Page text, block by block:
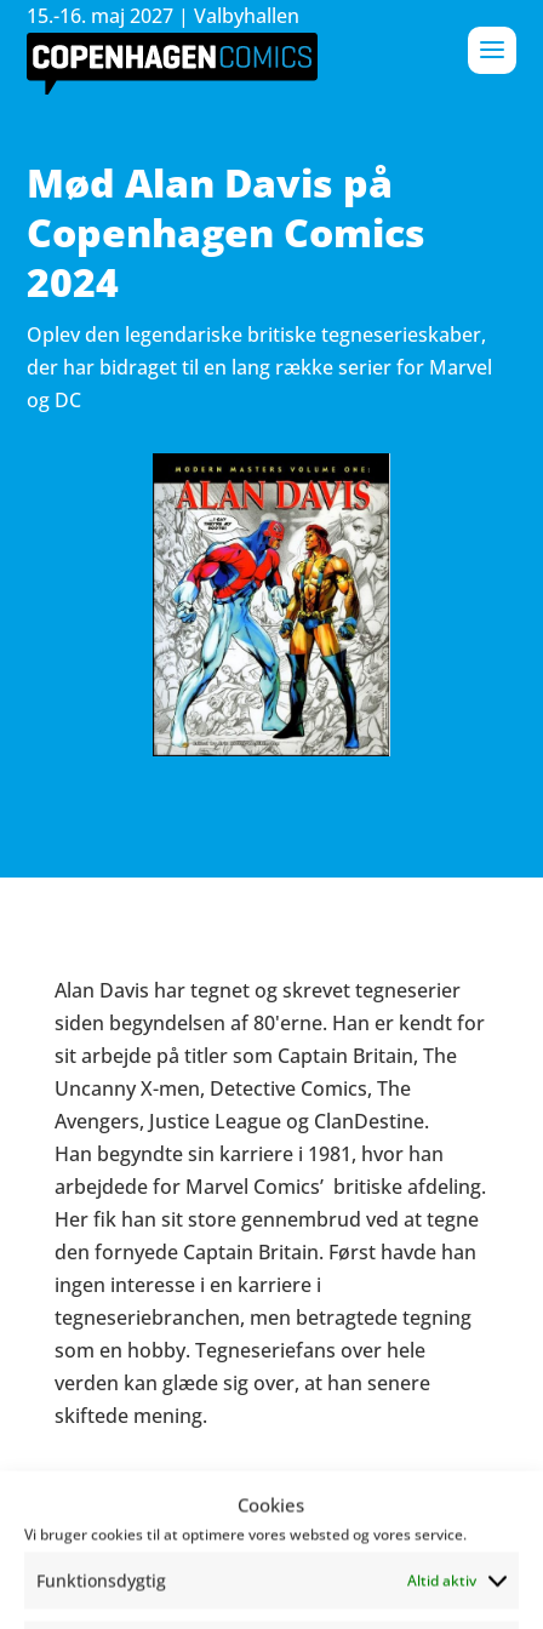
Cookies
Vi bruger cookies til at optimere vores websted og vores service.
Funktionsdygtig Altid aktiv
15.-16. maj 2027 | Valbyhallen
Mød Alan Davis på
Copenhagen Comics
2024
Oplev den legendariske britiske tegneserieskaber,
der har bidraget til en lang række serier for Marvel
og DC
Alan Davis har tegnet og skrevet tegneserier
siden begyndelsen af 80'erne. Han er kendt for
sit arbejde på titler som Captain Britain, The
Uncanny X-men, Detective Comics, The
Avengers, Justice Leagueog ClanDestine.
Han begyndte sin karriere i 1981, hvor han
arbejdede for Marvel Comics’ britiske afdeling.
Her fik han sit store gennembrud ved at tegne
den fornyede Captain Britain. Først havde han
ingen interesse i en karriere i
tegneseriebranchen, men betragtede tegning
som en hobby. Tegneseriefans over hele
verden kan glæde sig over, at han senere
skiftede mening.
lang række af andre prominente
tegneserieskabere og har en meget lang
bibliografi. Vi glæder os til at tage imod ham på